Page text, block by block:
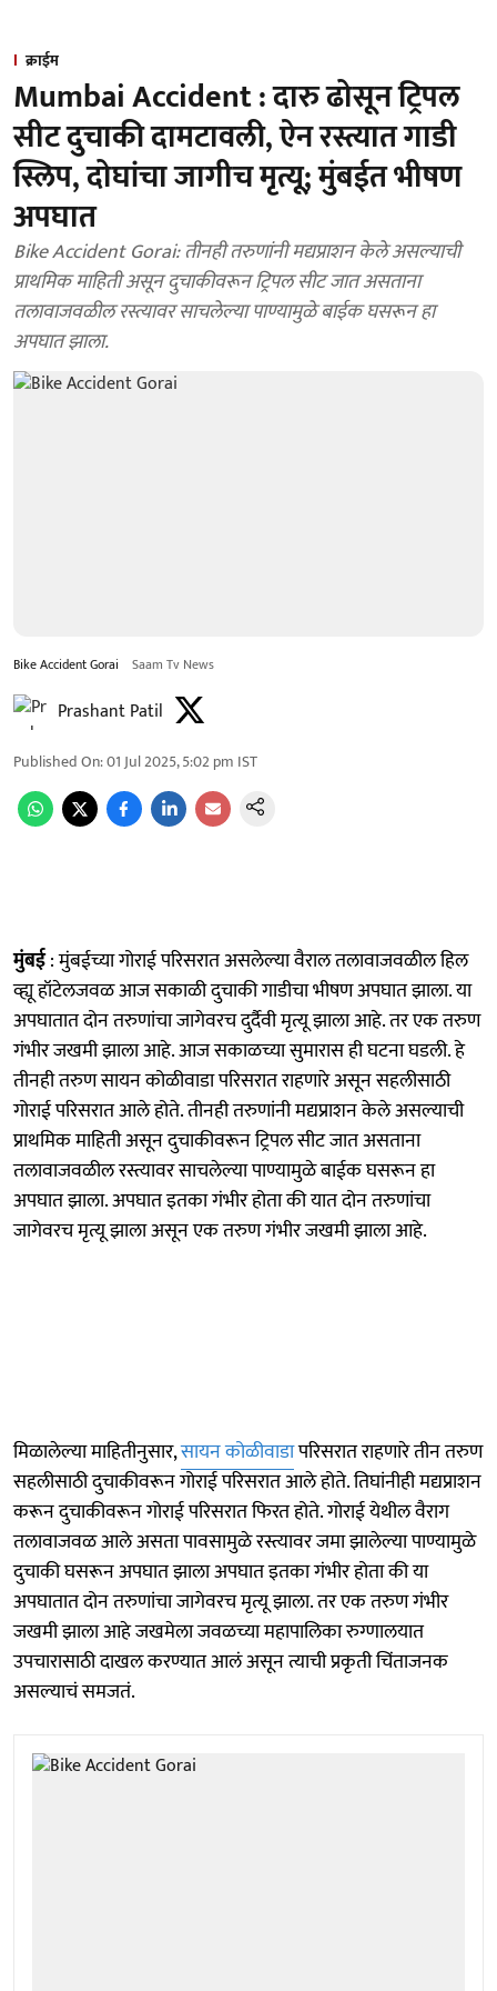
क्राईम
Mumbai Accident : दारु ढोसून ट्रिपल
सीट दुचाकी दामटावली, ऐन रस्त्यात गाडी
स्लिप, दोघांचा जागीच मृत्यू; मुंबईत भीषण
अपघात
Bike Accident Gorai: तीनही तरुणांनी मद्यप्राशन केले असल्याची
प्राथमिक माहिती असून दुचाकीवरून ट्रिपल सीट जात असताना
तलावाजवळील रस्त्यावर साचलेल्या पाण्यामुळे बाईक घसरून हा
अपघात झाला.
Bike Accident Gorai Saam Tv News
Prashant Patil
Published On:01 Jul 2025, 5:02 pm IST
मुंबई: मुंबईच्या गोराई परिसरात असलेल्या वैराल तलावाजवळील हिल
व्ह्यू हॉटेलजवळ आज सकाळी दुचाकी गाडीचा भीषण अपघात झाला. या
अपघातात दोन तरुणांचा जागेवरच दुर्दैवी मृत्यू झाला आहे. तर एक तरुण
गंभीर जखमी झाला आहे. आज सकाळच्या सुमारास ही घटना घडली. हे
तीनही तरुण सायन कोळीवाडा परिसरात राहणारे असून सहलीसाठी
गोराई परिसरात आले होते. तीनही तरुणांनी मद्यप्राशन केले असल्याची
प्राथमिक माहिती असून दुचाकीवरून ट्रिपल सीट जात असताना
तलावाजवळील रस्त्यावर साचलेल्या पाण्यामुळे बाईक घसरून हा
अपघात झाला. अपघात इतका गंभीर होता की यात दोन तरुणांचा
जागेवरच मृत्यू झाला असून एक तरुण गंभीर जखमी झाला आहे.
मिळालेल्या माहितीनुसार,सायन कोळीवाडापरिसरात राहणारे तीन तरुण
सहलीसाठी दुचाकीवरून गोराई परिसरात आले होते. तिघांनीही मद्यप्राशन
करून दुचाकीवरून गोराई परिसरात फिरत होते. गोराई येथील वैराग
तलावाजवळ आले असता पावसामुळे रस्त्यावर जमा झालेल्या पाण्यामुळे
दुचाकी घसरून अपघात झाला अपघात इतका गंभीर होता की या
अपघातात दोन तरुणांचा जागेवरच मृत्यू झाला. तर एक तरुण गंभीर
जखमी झाला आहे जखमेला जवळच्या महापालिका रुग्णालयात
उपचारासाठी दाखल करण्यात आलं असून त्याची प्रकृती चिंताजनक
असल्याचं समजतं.